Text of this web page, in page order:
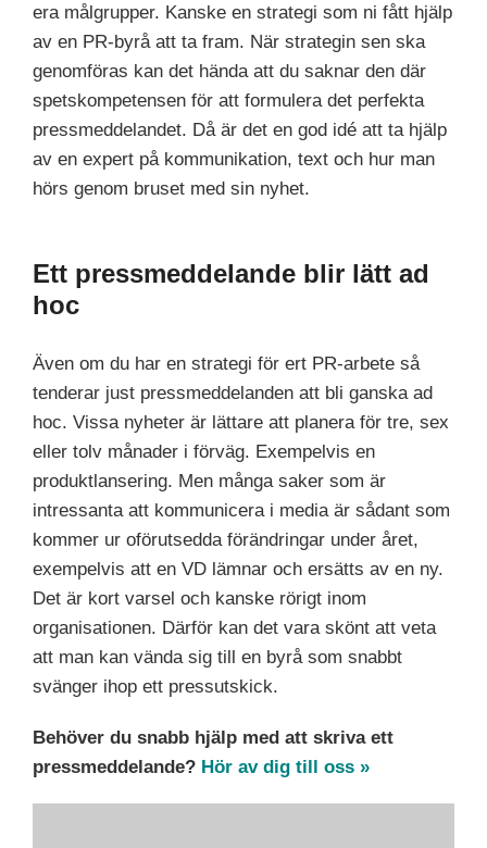
era målgrupper. Kanske en strategi som ni fått hjälp
av en PR-byrå att ta fram. När strategin sen ska
genomföras kan det hända att du saknar den där
spetskompetensen för att formulera det perfekta
pressmeddelandet. Då är det en god idé att ta hjälp
av en expert på kommunikation, text och hur man
hörs genom bruset med sin nyhet.
Ett pressmeddelande blir lätt ad
hoc
Även om du har en strategi för ert PR-arbete så
tenderar just pressmeddelanden att bli ganska ad
hoc. Vissa nyheter är lättare att planera för tre, sex
eller tolv månader i förväg. Exempelvis en
produktlansering. Men många saker som är
intressanta att kommunicera i media är sådant som
kommer ur oförutsedda förändringar under året,
exempelvis att en VD lämnar och ersätts av en ny.
Det är kort varsel och kanske rörigt inom
organisationen. Därför kan det vara skönt att veta
att man kan vända sig till en byrå som snabbt
svänger ihop ett pressutskick.
Behöver du snabb hjälp med att skriva ett
pressmeddelande? Hör av dig till oss »